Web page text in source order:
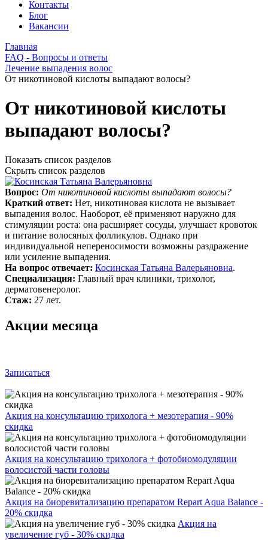
Контакты
Блог
Вакансии
Главная
FAQ - Вопросы и ответы
Лечение выпадения волос
От никотиновой кислоты выпадают волосы?
От никотиновой кислоты
выпадают волосы?
Показать список разделов
Скрыть список разделов
Вопрос: От никотиновой кислоты выпадают волосы?
Краткий ответ: Нет, никотиновая кислота не вызывает
выпадения волос. Наоборот, её применяют наружно для
стимуляции роста: она расширяет сосуды, улучшает кровоток
и питание волосяных фолликулов. Однако при
индивидуальной непереносимости возможны раздражение
или усиление выпадения.
На вопрос отвечает: Косинская Татьяна Валерьяновна.
Специализация: Главный врач клиники, трихолог,
дерматовенеролог.
Стаж: 27 лет.
Акции месяца
Записаться
Акция на консультацию трихолога + мезотерапия - 90%
скидка
Акция на консультацию трихолога + фотобиомодуляции
волосистой части головы
Акция на биоревитализацию препаратом Repart Aqua Balance -
20% скидка
Акция на
увеличение губ - 30% скидка